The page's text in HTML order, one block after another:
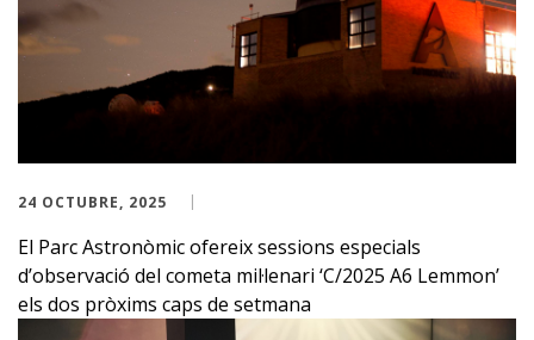
24 OCTUBRE, 2025
El Parc Astronòmic ofereix sessions especials
d’observació del cometa mil·lenari ‘C/2025 A6 Lemmon’
els dos pròxims caps de setmana